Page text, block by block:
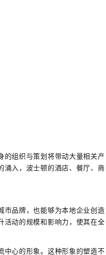
的组织与策划将带动大量相关产
涌入，波士顿的酒店、餐厅、商
市品牌，也能够为本地企业创造
活动的规模和影响力，使其在全
中心的形象。这种形象的塑造不